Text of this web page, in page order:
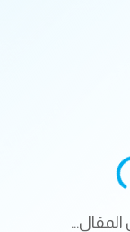
المقال...